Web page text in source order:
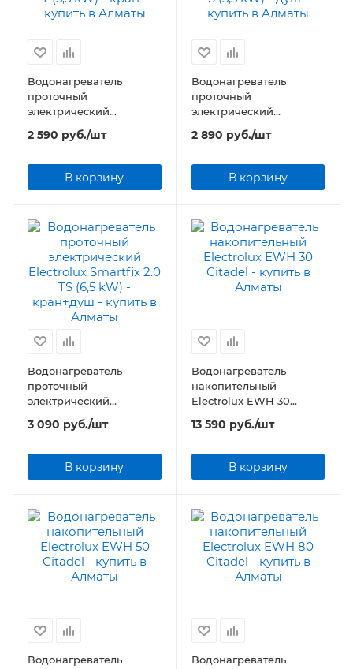
Водонагреватель
проточный
электрический
Electrolux Smartfix 2.0 T
(5,5 kW) - кран
2 590 руб./шт
В корзину
Водонагреватель
проточный
электрический
Electrolux Smartfix 2.0 S
(5,5 kW) - душ
2 890 руб./шт
В корзину
Водонагреватель
проточный
электрический
Electrolux Smartfix 2.0 TS
(6,5 kW) - кран+душ
3 090 руб./шт
В корзину
Водонагреватель
накопительный
Electrolux EWH 30
13 590 руб./шт
В корзину
Водонагреватель
Водонагреватель